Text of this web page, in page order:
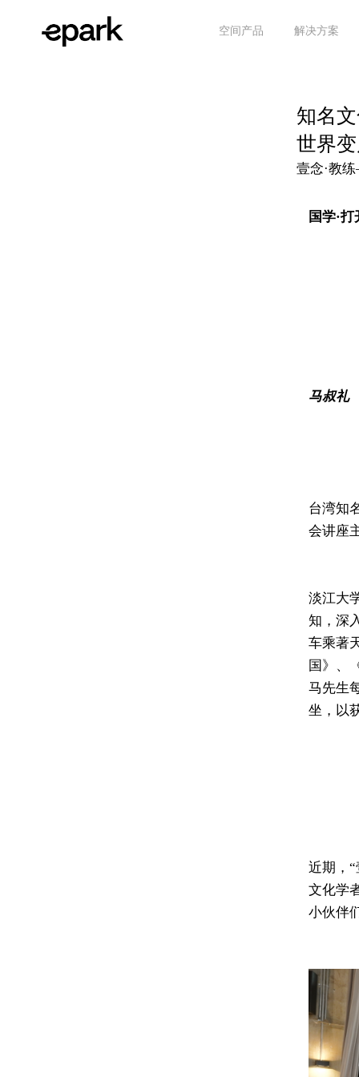
空间产品 解决方案
知名
世界
壹念·教
国学·
马叔礼
台湾知
会讲座
淡江大
知，深
车乘著
国》、
马先生
坐，以
近期，
文化学
小伙伴